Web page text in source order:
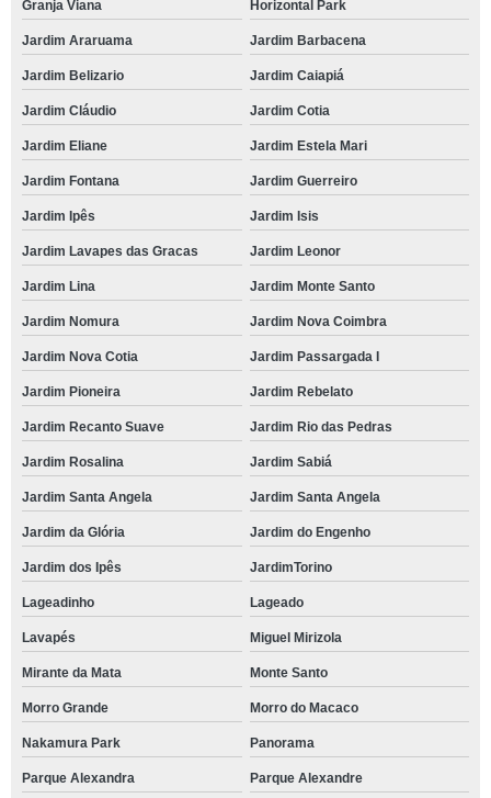
Granja Viana Horizontal Park
Jardim Araruama Jardim Barbacena
Jardim Belizario Jardim Caiapiá
Jardim Cláudio Jardim Cotia
Jardim Eliane Jardim Estela Mari
Jardim Fontana Jardim Guerreiro
Jardim Ipês Jardim Isis
Jardim Lavapes das Gracas Jardim Leonor
Jardim Lina Jardim Monte Santo
Jardim Nomura Jardim Nova Coimbra
Jardim Nova Cotia Jardim Passargada I
Jardim Pioneira Jardim Rebelato
Jardim Recanto Suave Jardim Rio das Pedras
Jardim Rosalina Jardim Sabiá
Jardim Santa Angela Jardim Santa Angela
Jardim da Glória Jardim do Engenho
Jardim dos Ipês JardimTorino
Lageadinho Lageado
Lavapés Miguel Mirizola
Mirante da Mata Monte Santo
Morro Grande Morro do Macaco
Nakamura Park Panorama
Parque Alexandra Parque Alexandre